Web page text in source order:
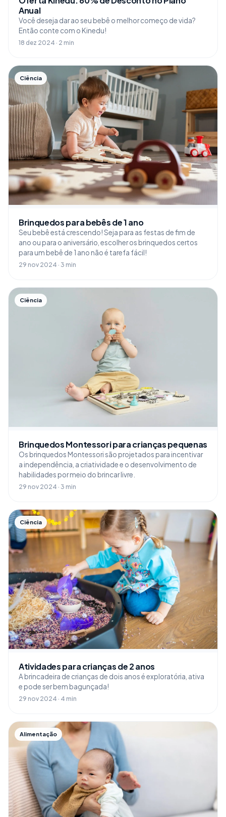
Anual
Você deseja dar ao seu bebê o melhor começo de vida?
Então conte com o Kinedu!
18 dez 2024 · 2 min
Ciência
Brinquedos para bebês de 1 ano
Seu bebê está crescendo! Seja para as festas de fim de
ano ou para o aniversário, escolher os brinquedos certos
para um bebê de 1 ano não é tarefa fácil!
29 nov 2024 · 3 min
Ciência
Brinquedos Montessori para crianças pequenas
Os brinquedos Montessori são projetados para incentivar
a independência, a criatividade e o desenvolvimento de
habilidades por meio do brincar livre.
29 nov 2024 · 3 min
Ciência
Atividades para crianças de 2 anos
A brincadeira de crianças de dois anos é exploratória, ativa
e pode ser bem bagunçada!
29 nov 2024 · 4 min
Alimentação